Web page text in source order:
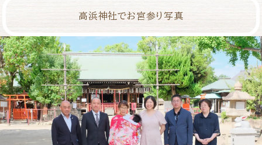
高浜神社でお宮参り写真